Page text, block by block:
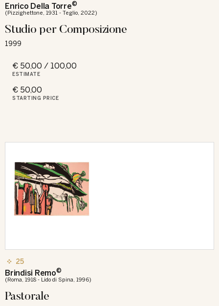
Enrico Della Torre©
(Pizzighettone, 1931 - Teglio, 2022)
Studio per Composizione
1999
€ 50,00 / 100,00
ESTIMATE
€ 50,00
STARTING PRICE
25
Brindisi Remo©
(Roma, 1918 - Lido di Spina, 1996)
Pastorale